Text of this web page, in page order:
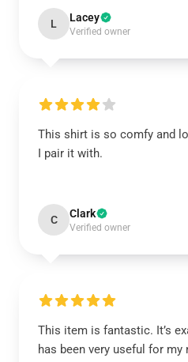
L Lacey
Verified owner
This shirt is so comfy and
I pair it with.
C Clark
Verified owner
This item is fantastic. It’s
has been very useful for my